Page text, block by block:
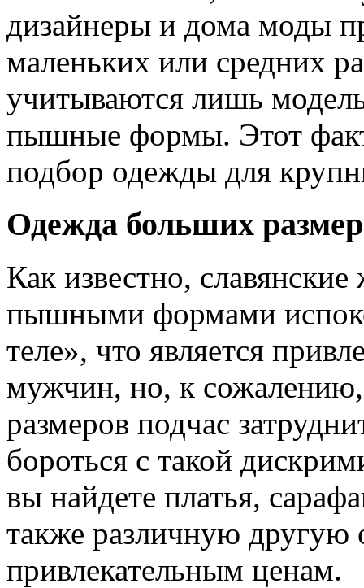
дизайнеры и дома моды
маленьких или средних
учитываются лишь
пышные формы. Этот
подбор одежды для
Одежда больших
Как известно,
пышными формами
теле», что является
мужчин, но, к
размеров подчас
бороться с такой
вы найдете платья,
также различную другую
привлекательным ценам.